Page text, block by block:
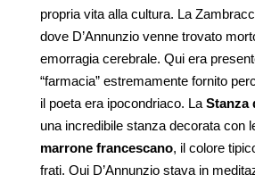
propria vita alla cultura. La
dove D’Annunzio venne trovato
emorragia cerebrale. Qui era
“farmacia” estremamente fornito
il poeta era ipocondriaco. La Stanza
una incredibile stanza decorata con
marrone francescano, il colore
frati. Qui D’Annunzio stava in